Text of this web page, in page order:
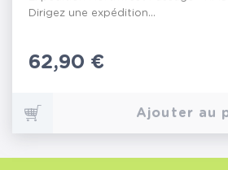
Dirigez une expédition...
Prix
62,90 €
Ajouter au